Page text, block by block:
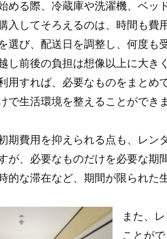
める際、冷蔵庫や洗濯機、ベッ
入してそろえるのは、時間も費
選び、配送日を調整し、何度も
し前後の負担は想像以上に大き
用すれば、必要なものをまとめ
で生活環境を整えることができま
期費用を抑えられる点も、レ
が、必要なものだけを必要な
的な滞在など、期間が限られた
また、
ことが